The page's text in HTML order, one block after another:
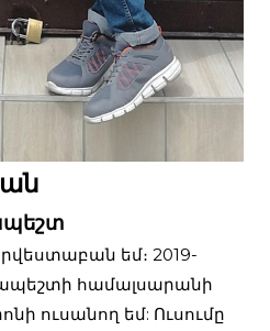
եմ։ 2019-
համալսարանի
ուսանող եմ: Ուսումը